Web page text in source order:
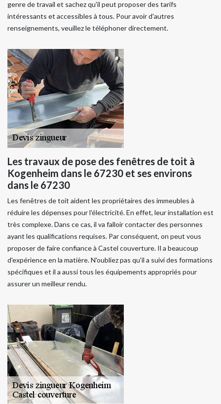
genre de travail et sachez qu'il peut proposer des tarifs
intéressants et accessibles à tous. Pour avoir d'autres
renseignements, veuillez le téléphoner directement.
Les travaux de pose des fenêtres de toit à
Kogenheim dans le 67230 et ses environs
dans le 67230
Les fenêtres de toit aident les propriétaires des immeubles à
réduire les dépenses pour l'électricité. En effet, leur installation est
très complexe. Dans ce cas, il va falloir contacter des personnes
ayant les qualifications requises. Par conséquent, on peut vous
proposer de faire confiance à Castel couverture. Il a beaucoup
d'expérience en la matière. N'oubliez pas qu'il a suivi des formations
spécifiques et il a aussi tous les équipements appropriés pour
assurer un meilleur rendu.